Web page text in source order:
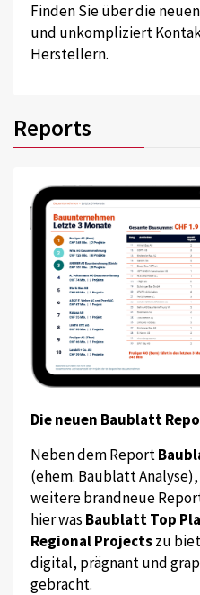
Finden Sie über die
und unkompliziert
Herstellern.
Reports
Die neuen Baublatt
Neben dem Report
(ehem. Baublatt
weitere brandneue
hier was Baublatt Top
Regional Projectszu
digital, prägnant und
gebracht.